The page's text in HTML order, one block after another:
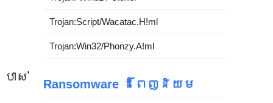
ាស់
Trojan:Script/Wacatac.H!ml
Trojan:Win32/Phonzy.A!ml
Ransomware ដ៏ពេញនិយម